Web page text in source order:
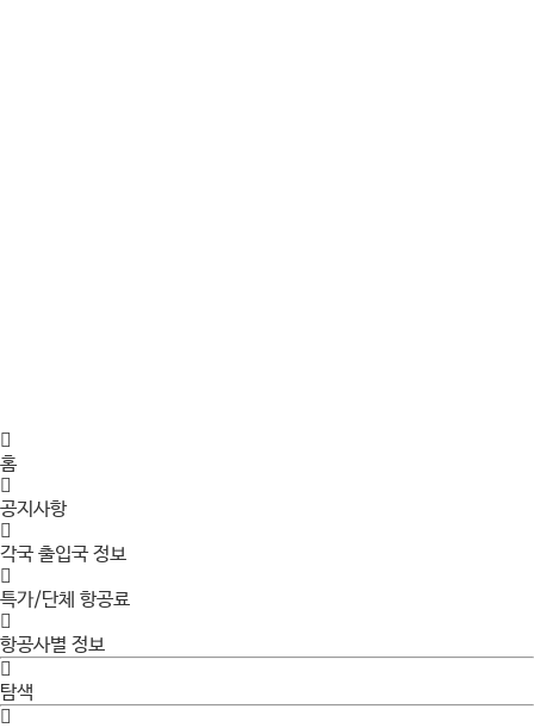
홈
공지사항
각국 출입국 정보
특가/단체 항공료
항공사별 정보
탐색